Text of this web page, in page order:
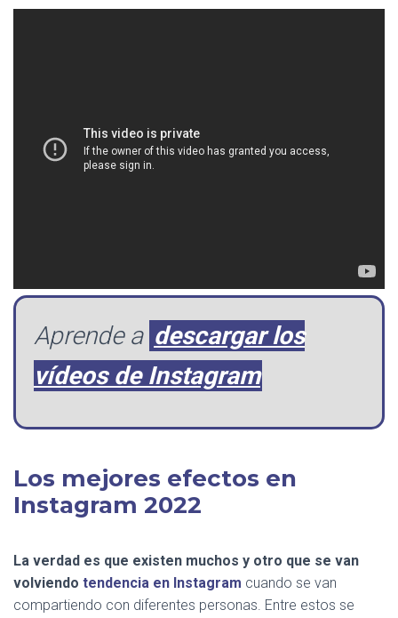
Aprende a descargar los
vídeos de Instagram
Los mejores efectos en
Instagram 2022
La verdad es que existen muchos y otro que se van
volviendo tendencia en Instagram cuando se van
compartiendo con diferentes personas. Entre estos se